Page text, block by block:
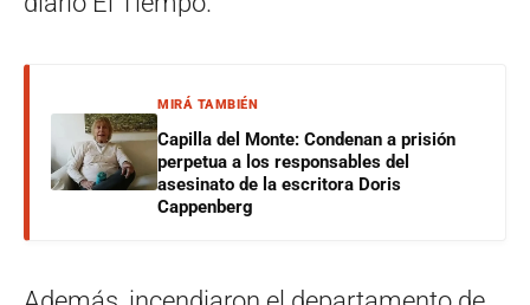
MIRÁ TAMBIÉN
Capilla del Monte: Condenan a prisión
perpetua a los responsables del
asesinato de la escritora Doris
Cappenberg